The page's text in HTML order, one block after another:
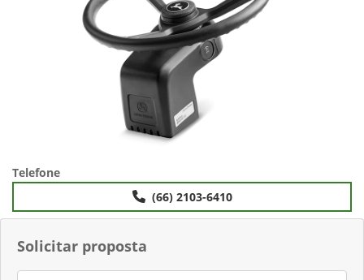
Solicitar proposta
Telefone
(66) 2103-6410